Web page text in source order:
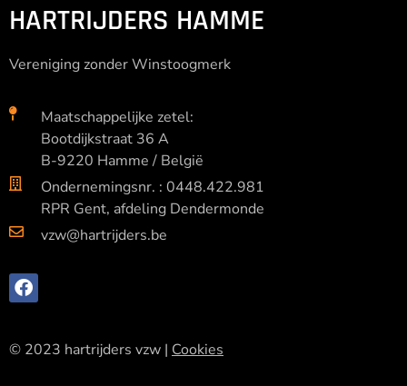
HARTRIJDERS HAMME
Vereniging zonder Winstoogmerk
Maatschappelijke zetel:
Bootdijkstraat 36 A
B-9220 Hamme / België
Ondernemingsnr. : 0448.422.981
RPR Gent, afdeling Dendermonde
vzw@hartrijders.be
© 2023 hartrijders vzw | Cookies